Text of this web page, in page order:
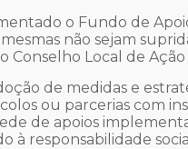
o Fundo de
não sejam
Local de Ação
de medidas e
ou parcerias com
de apoios
à responsabilidade